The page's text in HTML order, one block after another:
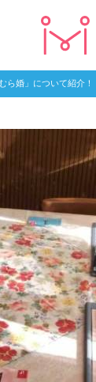
ら婚」について紹介！